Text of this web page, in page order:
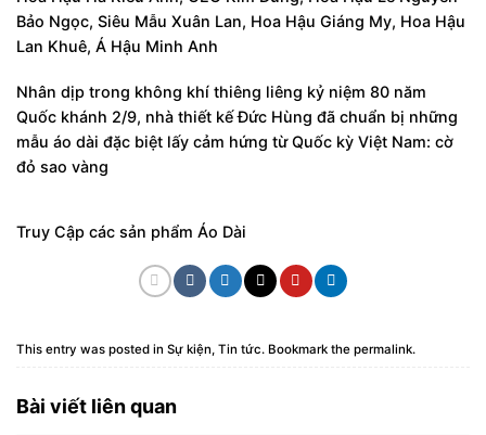
Bảo Ngọc, Siêu Mẫu Xuân Lan, Hoa Hậu Giáng My, Hoa Hậu
Lan Khuê, Á Hậu Minh Anh
Nhân dịp trong không khí thiêng liêng kỷ niệm 80 năm
Quốc khánh 2/9, nhà thiết kế Đức Hùng đã chuẩn bị những
mẫu áo dài đặc biệt lấy cảm hứng từ Quốc kỳ Việt Nam: cờ
đỏ sao vàng
Truy Cập các sản phẩm Áo Dài
This entry was posted in Sự kiện, Tin tức. Bookmark the permalink.
Bài viết liên quan